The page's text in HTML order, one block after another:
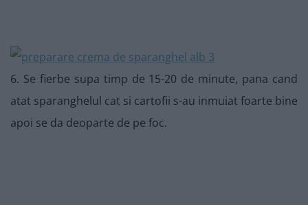
6. Se fierbe supa timp de 15-20 de minute, pana cand
atat sparanghelul cat si cartofii s-au inmuiat foarte bine
apoi se da deoparte de pe foc.